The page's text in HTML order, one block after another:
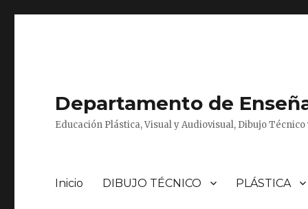
Departamento de
Educación Plástica, Visual y Audiovisual, Dibujo
Inicio DIBUJO TÉCNICO PLÁSTICA